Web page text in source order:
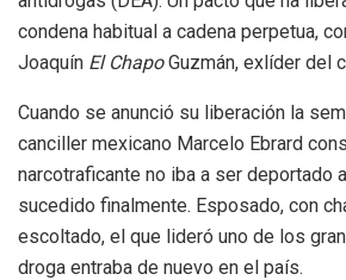
condena habitual a cadena perpetua,
Joaquín El ChapoGuzmán, exlíder del
Cuando se anunció su liberación la
canciller mexicano Marcelo Ebrard
narcotraficante no iba a ser deportado
sucedido finalmente. Esposado, con
escoltado, el que lideró uno de los
droga entraba de nuevo en el país.